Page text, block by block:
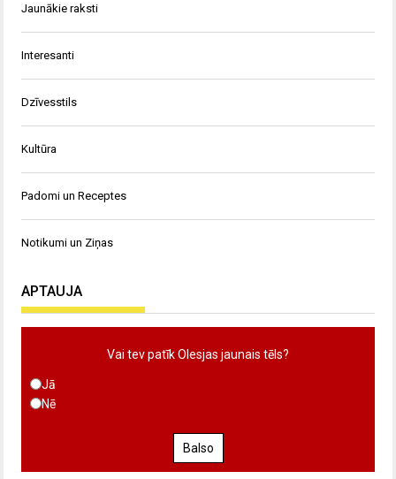
Jaunākie raksti
Interesanti
Dzīvesstils
Kultūra
Padomi un Receptes
Notikumi un Ziņas
APTAUJA
Vai tev patīk Olesjas jaunais tēls?
Jā
Nē
Balso